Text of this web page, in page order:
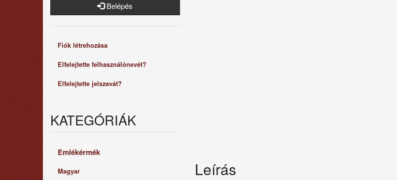
Leírás
Belépés
Fiók létrehozása
Elfelejtette felhasználónevét?
Elfelejtette jelszavát?
KATEGÓRIÁK
Emlékérmék
Magyar